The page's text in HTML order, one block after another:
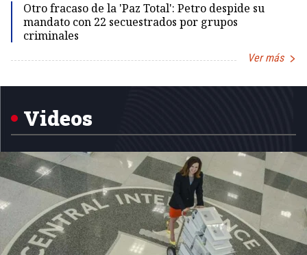
Otro fracaso de la 'Paz Total': Petro despide su
mandato con 22 secuestrados por grupos
criminales
Ver más
1
Videos